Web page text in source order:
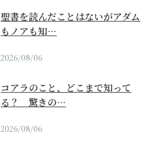
聖書を読んだことはないがアダム
もノアも知…
2026/08/06
コアラのこと、どこまで知って
る？ 驚きの…
2026/08/06